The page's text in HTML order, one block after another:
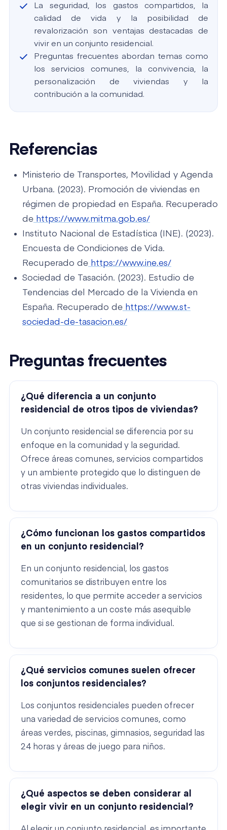
La seguridad, los gastos compartidos, la
calidad de vida y la posibilidad de
revalorización son ventajas destacadas de
vivir en un conjunto residencial.
Preguntas frecuentes abordan temas como
los servicios comunes, la convivencia, la
personalización de viviendas y la
contribución a la comunidad.
Referencias
Ministerio de Transportes, Movilidad y Agenda
Urbana. (2023). Promoción de viviendas en
régimen de propiedad en España. Recuperado
de https://www.mitma.gob.es/
Instituto Nacional de Estadística (INE). (2023).
Encuesta de Condiciones de Vida.
Recuperado de https://www.ine.es/
Sociedad de Tasación. (2023). Estudio de
Tendencias del Mercado de la Vivienda en
España. Recuperado de https://www.st-
sociedad-de-tasacion.es/
Preguntas frecuentes
¿Qué diferencia a un conjunto
residencial de otros tipos de viviendas?
Un conjunto residencial se diferencia por su
enfoque en la comunidad y la seguridad.
Ofrece áreas comunes, servicios compartidos
y un ambiente protegido que lo distinguen de
otras viviendas individuales.
¿Cómo funcionan los gastos compartidos
en un conjunto residencial?
En un conjunto residencial, los gastos
comunitarios se distribuyen entre los
residentes, lo que permite acceder a servicios
y mantenimiento a un coste más asequible
que si se gestionan de forma individual.
¿Qué servicios comunes suelen ofrecer
los conjuntos residenciales?
Los conjuntos residenciales pueden ofrecer
una variedad de servicios comunes, como
áreas verdes, piscinas, gimnasios, seguridad las
24 horas y áreas de juego para niños.
¿Qué aspectos se deben considerar al
elegir vivir en un conjunto residencial?